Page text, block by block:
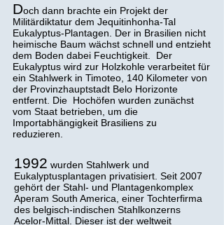
Doch dann brachte ein Projekt der
Militärdiktatur dem Jequitinhonha-Tal
Eukalyptus-Plantagen. Der in Brasilien nicht
heimische Baum wächst schnell und entzieht
dem Boden dabei Feuchtigkeit. Der
Eukalyptus wird zur Holzkohle verarbeitet für
ein Stahlwerk in Timoteo, 140 Kilometer von
der Provinzhauptstadt Belo Horizonte
entfernt. Die Hochöfen wurden zunächst
vom Staat betrieben, um die
Importabhängigkeit Brasiliens zu
reduzieren.
1992 wurden Stahlwerk und
Eukalyptusplantagen privatisiert. Seit 2007
gehört der Stahl- und Plantagenkomplex
Aperam South America, einer Tochterfirma
des belgisch-indischen Stahlkonzerns
Acelor-Mittal. Dieser ist der weltweit